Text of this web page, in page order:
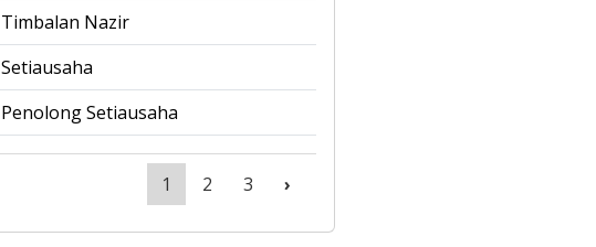
Timbalan Nazir
Setiausaha
Penolong Setiausaha
1 2 3 ›